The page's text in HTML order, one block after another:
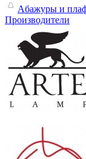
Абажуры и
Производители